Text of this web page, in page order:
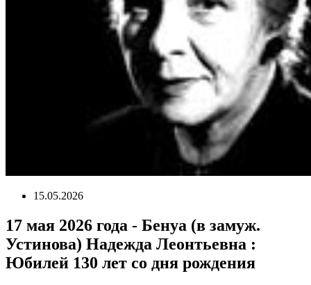
15.05.2026
17 мая 2026 года - Бенуа (в замуж.
Устинова) Надежда Леонтьевна :
Юбилей 130 лет со дня рождения